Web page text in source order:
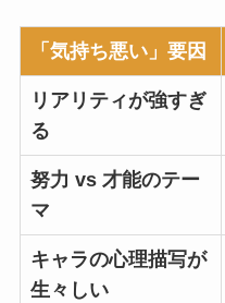
「気持ち悪い」要因
リアリティが強すぎ
る
努力 vs 才能のテー
マ
キャラの心理描写が
生々しい